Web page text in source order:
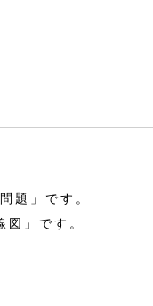
題」です。
」です。